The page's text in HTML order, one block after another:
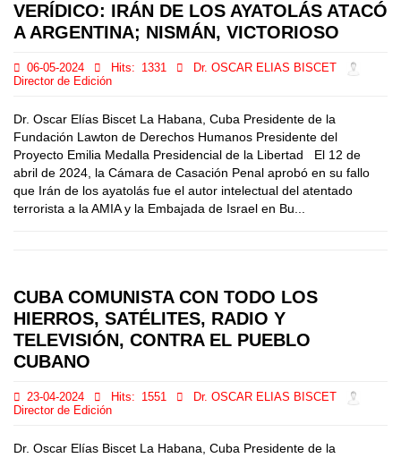
VERÍDICO: IRÁN DE LOS AYATOLÁS ATACÓ
A ARGENTINA; NISMÁN, VICTORIOSO
06-05-2024 Hits: 1331
Dr. OSCAR ELIAS BISCET
Director de Edición
Dr. Oscar Elías Biscet La Habana, Cuba Presidente de la
Fundación Lawton de Derechos Humanos Presidente del
Proyecto Emilia Medalla Presidencial de la Libertad El 12 de
abril de 2024, la Cámara de Casación Penal aprobó en su fallo
que Irán de los ayatolás fue el autor intelectual del atentado
terrorista a la AMIA y la Embajada de Israel en Bu...
CUBA COMUNISTA CON TODO LOS
HIERROS, SATÉLITES, RADIO Y
TELEVISIÓN, CONTRA EL PUEBLO
CUBANO
23-04-2024 Hits: 1551
Dr. OSCAR ELIAS BISCET
Director de Edición
Dr. Oscar Elías Biscet La Habana, Cuba Presidente de la